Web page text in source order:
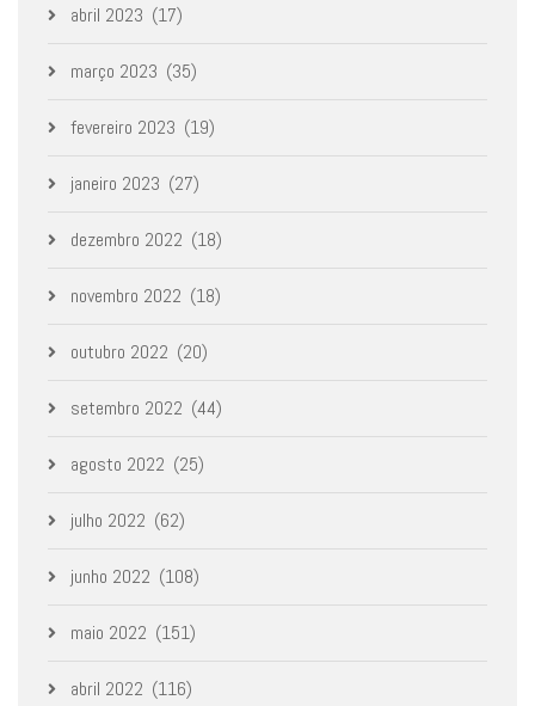
abril 2023 (17)
março 2023 (35)
fevereiro 2023 (19)
janeiro 2023 (27)
dezembro 2022 (18)
novembro 2022 (18)
outubro 2022 (20)
setembro 2022 (44)
agosto 2022 (25)
julho 2022 (62)
junho 2022 (108)
maio 2022 (151)
abril 2022 (116)